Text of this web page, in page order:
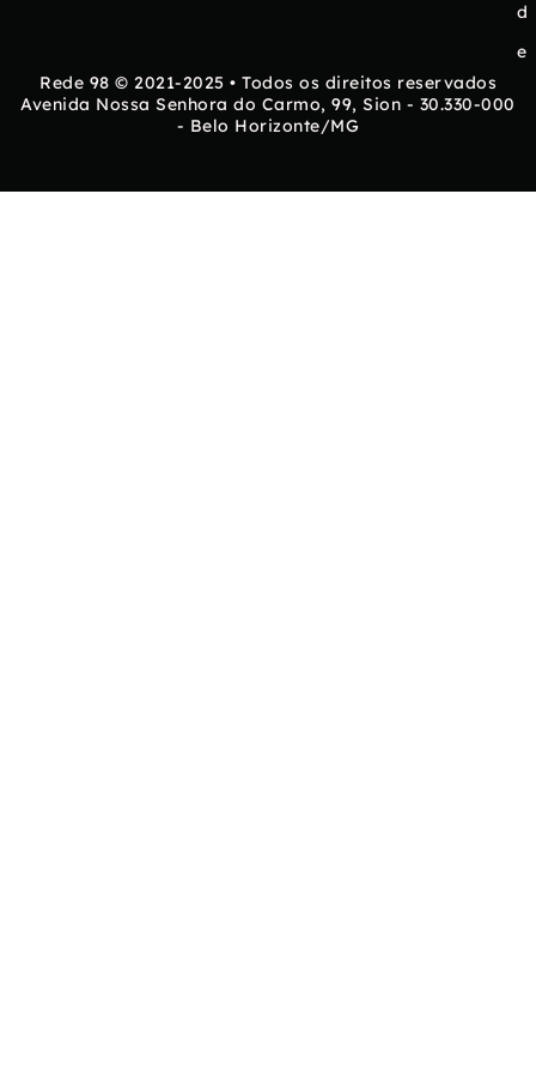
d
e
Rede 98 © 2021-2025 • Todos os direitos reservados
Avenida Nossa Senhora do Carmo, 99, Sion - 30.330-000
- Belo Horizonte/MG